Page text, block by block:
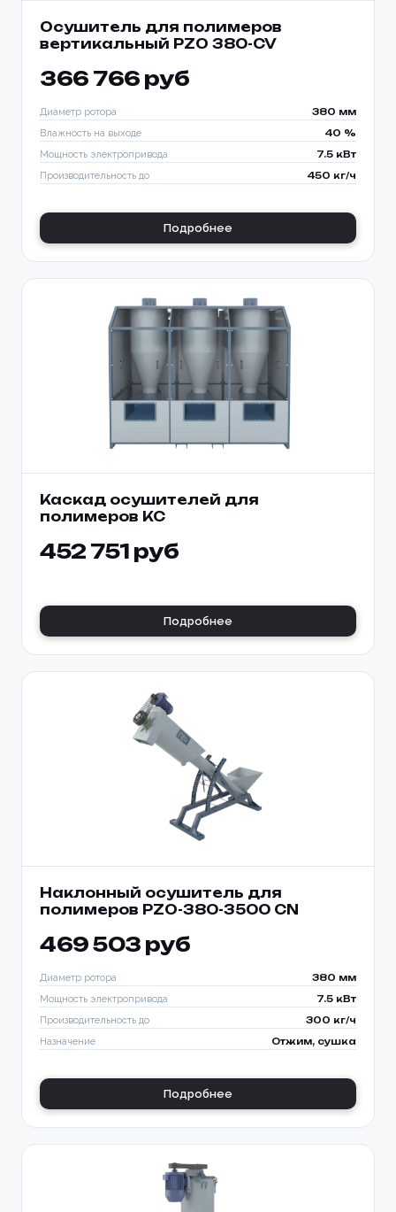
Осушитель для полимеров
вертикальный PZO 380-CV
366 766 руб
Диаметр ротора 380 мм
Влажность на выходе 40 %
Мощность электропривода 7.5 кВт
Производительность до 450 кг/ч
Подробнее
Каскад осушителей для
полимеров KC
452 751 руб
Подробнее
Наклонный осушитель для
полимеров PZO-380-3500 CN
469 503 руб
Диаметр ротора 380 мм
Мощность электропривода 7.5 кВт
Производительность до 300 кг/ч
Назначение Отжим, сушка
Подробнее